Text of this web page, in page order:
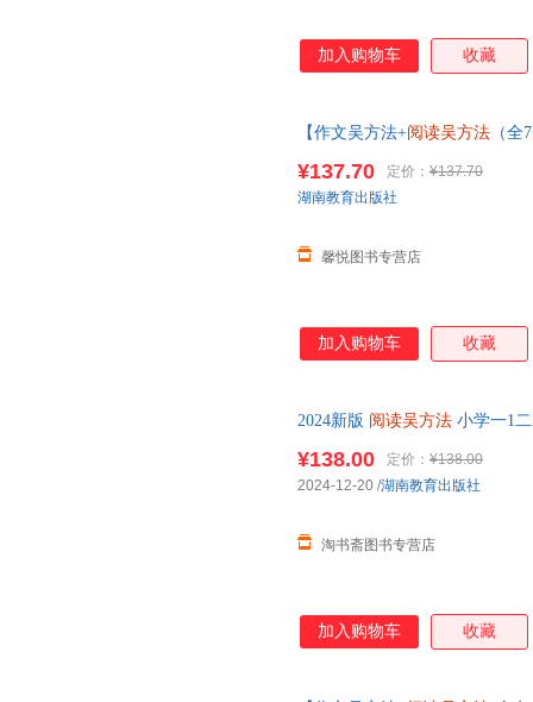
加入购物车 收藏
【作文吴方法+阅读吴方法 （
当当客服
¥137.70 定价： ¥137.70
馨悦图书专营店
湖南教育出版社
加入购物车 收藏
2024新版 阅读吴方法 小学一1
¥138.00 定价： ¥138.00
淘书斋图书专营店
2024-12-20 /湖南教育出版社
加入购物车 收藏